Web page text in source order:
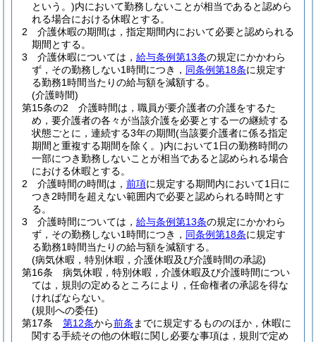
という。)内において勤務しないことが相当であると認めら
れる場合における休暇とする。
2
介護休暇の期間は，指定期間内において必要と認められる
期間とする。
3
介護休暇については， 給与条例第13条の規定にかかわら
ず，その勤務しない1時間につき， 同条例第18条に規定す
る勤務1時間当たりの給与額を減額する。
(介護時間)
第15条の2
介護時間は，職員が要介護者の介護をするた
め，要介護者の各々が当該介護を必要とする一の継続する
状態ごとに，連続する3年の期間(当該要介護者に係る指定
期間と重複する期間を除く。)内において1日の勤務時間の
一部につき勤務しないことが相当であると認められる場合
における休暇とする。
2
介護時間の時間は， 前項に規定する期間内において1日に
つき2時間を超えない範囲内で必要と認められる時間とす
る。
3
介護時間については， 給与条例第13条の規定にかかわら
ず，その勤務しない1時間につき， 同条例第18条に規定す
る勤務1時間当たりの給与額を減額する。
(病気休暇，特別休暇，介護休暇及び介護時間の承認)
第16条
病気休暇，特別休暇，介護休暇及び介護時間につい
ては，規則の定めるところにより，任命権者の承認を得な
ければならない。
(規則への委任)
第17条
第12条から前条 までに規定するもののほか，休暇に
関する手続その他の休暇に関し必要な事項は，規則で定め